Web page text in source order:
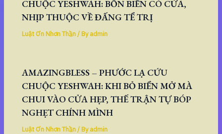
CHUỘC YESHWAH: BỒN BIỂN CÓ CỬA,
NHỊP THUỘC VỀ ĐẤNG TỂ TRỊ
Luật Ơn Nhơn Thần/ Byadmin
AMAZINGBLESS – PHƯỚC LẠ CỨU
CHUỘC YESHWAH: KHI BỎ BIỂN MỞ MÀ
CHUI VÀO CỬA HẸP, THẾ TRẬN TỰ BÓP
NGHẸT CHÍNH MÌNH
Luật Ơn Nhơn Thần/ Byadmin